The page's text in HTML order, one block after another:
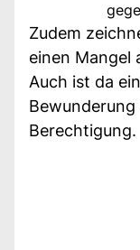
Zudem
einen Mangel
Auch ist da
Berechtigung.